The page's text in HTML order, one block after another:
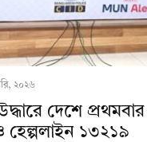
২০২৬
দেশে
ও হেল্পলাইন ১৩২১৯